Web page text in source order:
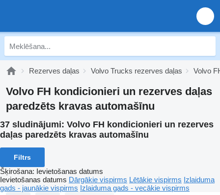
Rezerves daļas Volvo Trucks rezerves daļas Volvo
Volvo FH kondicionieri un rezerves daļas
paredzēts kravas automašīnu
37 sludinājumi: Volvo FH kondicionieri un rezerves
daļas paredzēts kravas automašīnu
Filtrs
Šķirošana: Ievietošanas datums
Ievietošanas datums Dārgākie vispirms Lētākie vispirms Izlaiduma
gads - jaunākie vispirms Izlaiduma gads - vecākie vispirms